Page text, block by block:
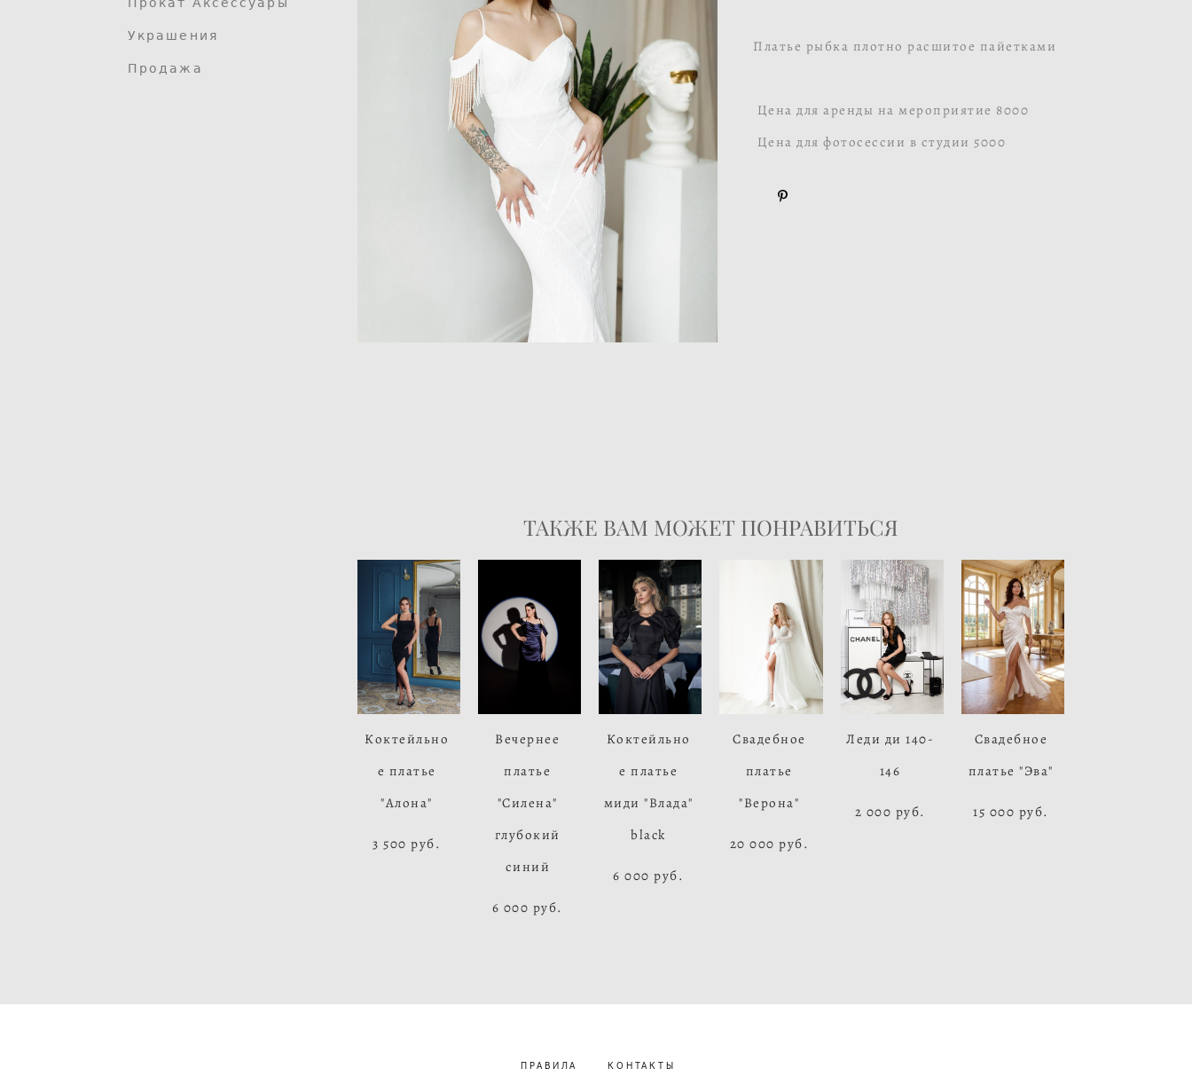
Украшения
Продажа
Платье рыбка плотно расшитое пайетками
Цена для аренды на мероприятие 8000
Цена для фотосессии в студии 5000
ТАКЖЕ ВАМ МОЖЕТ ПОНРАВИТЬСЯ
Коктейльно
е платье
"Алона"
3 500 pуб.
Вечернее
платье
"Силена"
глубокий
синий
6 000 pуб.
Коктейльно
е платье
миди "Влада"
black
6 000 pуб.
Свадебное
платье
"Верона"
20 000 pуб.
Леди ди 140-
146
2 000 pуб.
Свадебное
платье "Эва"
15 000 pуб.
ПРАВИЛА КОНТАКТЫ